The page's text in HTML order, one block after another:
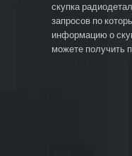
скупка
запросов по
информацию о
можете